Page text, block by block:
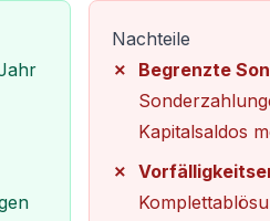
Nachteile
Begrenzte
Kapitalsaldos